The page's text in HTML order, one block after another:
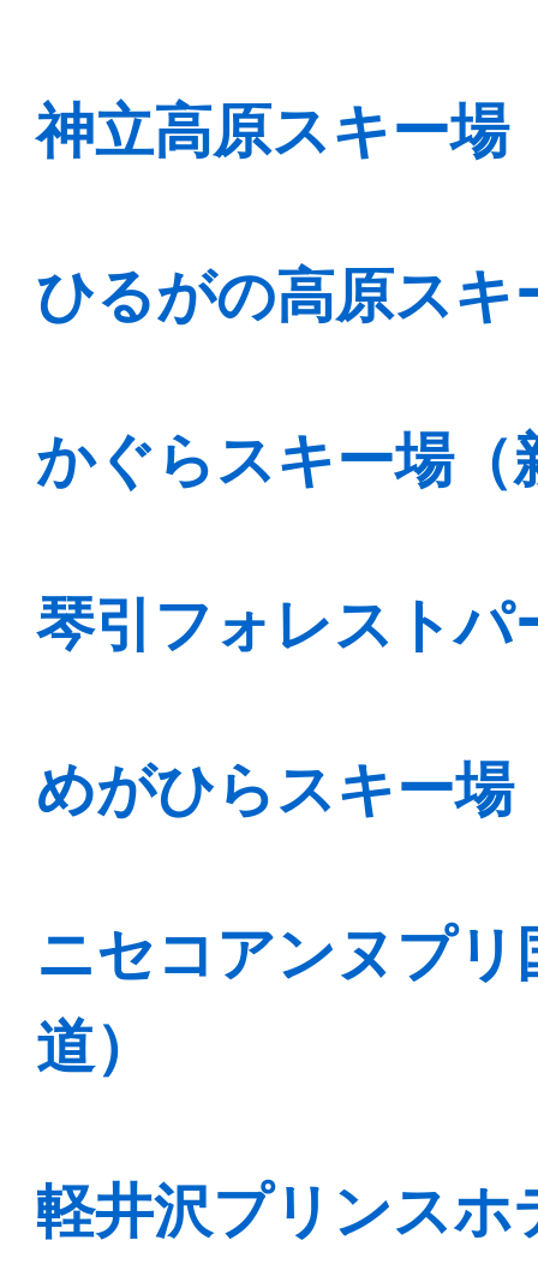
神立高原スキー場
ひるがの高原スキ
かぐらスキー場（
琴引フォレストパ
めがひらスキー場
ニセコアンヌプ
道）
軽井沢プリンスホ